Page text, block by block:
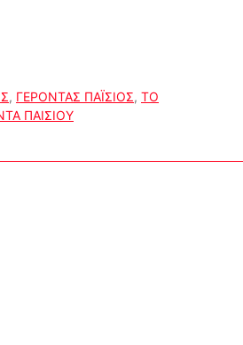
, ΓΕΡΟΝΤΑΣ ΠΑΪΣΙΟΣ, ΤΟ
ΠΑΙΣΙΟΥ